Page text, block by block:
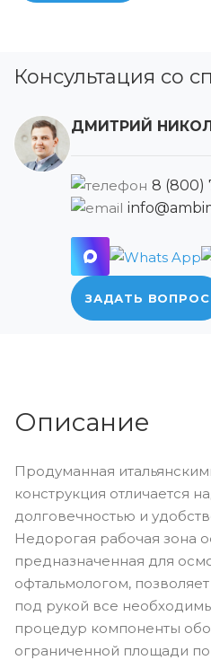
Консультация со
ДМИТРИЙ
8 (800)
ЗАДАТЬ ВОПРОС
Описание
Продуманная
конструкция отличается
долговечностью и
Недорогая рабочая зона
предназначенная для
офтальмологом,
под рукой все
процедур компоненты
ограниченной площади